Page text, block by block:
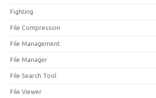
Fighting
File Compression
File Management
File Manager
File Search Tool
File Viewer